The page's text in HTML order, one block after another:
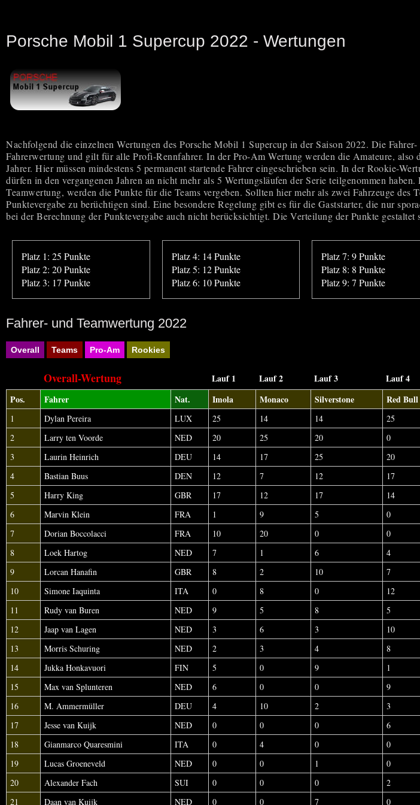
Porsche Mobil 1 Supercup 2022 - Wertungen
Nachfolgend die einzelnen Wertungen des Porsche Mobil 1 Supercup in der Saison 2022. Die
Fahrerwertung und gilt für alle Profi-Rennfahrer. In der Pro-Am Wertung werden die Amateure,
Jahrer. Hier müssen mindestens 5 permanent startende Fahrer eingeschrieben sein. In der Rookie-
dürfen in den vergangenen Jahren an nicht mehr als 5 Wertungsläufen der Serie teilgenommen
Teamwertung, werden die Punkte für die Teams vergeben. Sollten hier mehr als zwei Fahrzeuge des
Punktevergabe zu berüchtigen sind. Eine besondere Regelung gibt es für die Gaststarter, die nur
bei der Berechnung der Punktevergabe auch nicht berücksichtigt. Die Verteilung der Punkte gestaltet
Platz 1: 25 Punkte
Platz 2: 20 Punkte
Platz 3: 17 Punkte
Platz 4: 14 Punkte
Platz 5: 12 Punkte
Platz 6: 10 Punkte
Platz 7: 9 Punkte
Platz 8: 8 Punkte
Platz 9: 7 Punkte
Fahrer- und Teamwertung 2022
Overall Teams Pro-Am Rookies
Overall-Wertung Lauf 1 Lauf 2 Lauf 3 Lauf 4
Pos.
Fahrer Nat. Imola Monaco Silverstone Red
1 Dylan Pereira LUX 25 14 14 25
2
Larry ten Voorde NED 20 25 20 0
3
Laurin Heinrich DEU 14 17 25 20
4
Bastian Buus DEN 12 7 12 17
5
Harry King GBR 17 12 17 14
6
Marvin Klein FRA 1 9 5 0
7
Dorian Boccolacci FRA 10 20 0 0
8
Loek Hartog NED 7 1 6 4
9
Lorcan Hanafin GBR 8 2 10 7
10
Simone Iaquinta ITA 0 8 0 12
11
Rudy van Buren NED 9 5 8 5
12
Jaap van Lagen NED 3 6 3 10
13
Morris Schuring NED 2 3 4 8
14
Jukka Honkavuori FIN 5 0 9 1
15
Max van Splunteren NED 6 0 0 9
16
M. Ammermüller DEU 4 10 2 3
17
Jesse van Kuijk NED 0 0 0 6
18
Gianmarco Quaresmini ITA 0 4 0 0
19
Lucas Groeneveld NED 0 0 1 0
20
Alexander Fach SUI 0 0 0 2
21
Daan van Kuijk NED 0 0 7 0